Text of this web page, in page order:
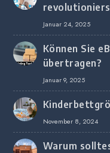
Januar 24, 2025
Können Sie
übertragen?
Januar 9, 2025
November 8, 2024
Warum